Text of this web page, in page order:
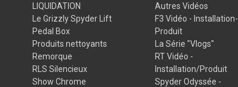
LIQUIDATION
Le Grizzly Spyder Lift
Pedal Box
Produits nettoyants
Remorque
RLS Silencieux
Show Chrome
Autres Vidéos
F3 Vidéo - Installation-
Produit
La Série "Vlogs"
RT Vidéo -
Installation/Produit
Spyder Odyssée -